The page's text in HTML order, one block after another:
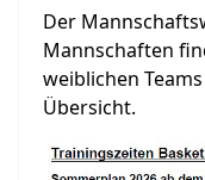
Der
Mannschaften
weiblichen
Übersicht.